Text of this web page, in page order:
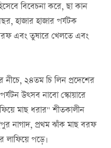
বিবেচনা করে, ছা কান
হাজার হাজার পর্যটক
এবং তুষারে খেলতে এবং
২৪তম চি লিন প্রদেশের
উত্সব নাবো স্কোয়ারে
মাছ ধরার" শীতকালীন
নাগাদ, প্রথম ঝাঁক মাছ বরফ
পড়ে।